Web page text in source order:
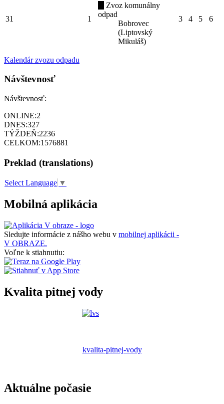
31 1
Zvoz komunálny
odpad
Bobrovec
(Liptovský
Mikuláš)
3 4 5 6
Kalendár zvozu odpadu
Návštevnosť
Návštevnosť:
ONLINE:2
DNES:327
TÝŽDEŇ:2236
CELKOM:1576881
Preklad (translations)
Select Language ▼
Mobilná aplikácia
Sledujte informácie z nášho webu v mobilnej aplikácii -
V OBRAZE.
Voľne k stiahnutiu:
Kvalita pitnej vody
kvalita-pitnej-vody
Aktuálne počasie